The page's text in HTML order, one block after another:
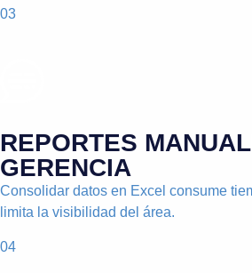
03
REPORTES
GERENCIA
Consolidar datos en Excel consume
limita la visibilidad del área.
04